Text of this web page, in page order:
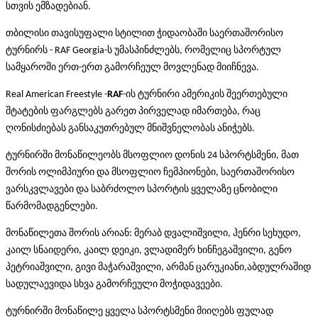
სთვის ემზადებიან.
თბილისი თავისუფალი სტილით ჭიდაობაში საერთაშორისო
ტურნირს - RAF Georgia-ს უმასპინძლებს, რომელიც სპორტულ
სამყაროში ერთ-ერთ გამორჩეულ მოვლენად მიიჩნევა.
Real American Freestyle -RAF-ის ტურნირი ამერიკის შეერთებული
შტატების ფარგლებს გარეთ პირველად იმართება, რაც
ღონისძიებას განსაკუთრებულ მნიშვნელობას ანიჭებს.
ტურნირში მონაწილეობს მსოფლიო დონის 24 სპორტსმენი, მათ
შორის ოლიმპიური და მსოფლიო ჩემპიონები, საერთაშორისო
ვარსკვლავები და საბრძოლო სპორტის ყველაზე ცნობილი
წარმომადგენლები.
მონაწილეთა შორის არიან: მერაბ დვალიშვილი, ჰენრი სეხუდო,
კაილ სნაიდერი, კაილ დეიკი, ვლადიმერ ხინჩეგაშვილი, გენო
პეტრიაშვილი, გივი მაჭარაშვილი, არმან ცარუკიანი,აბდულრაშიდ
სადულაევიდა სხვა გამორჩეული მოჭიდავეები.
ტურნირში მონაწილე ყველა სპორტსმენი მიიღებს ფულად